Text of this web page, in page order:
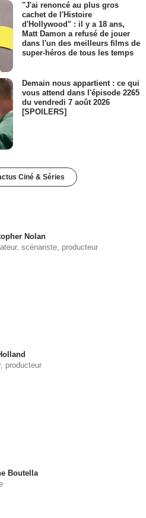
"J'ai renoncé au plus gros
cachet de l'Histoire
d'Hollywood" : il y a 18 ans,
Matt Damon a refusé de jouer
dans l'un des meilleurs films de
super-héros de tous les temps
Demain nous appartient : ce qui
vous attend dans l'épisode 2265
du vendredi 7 août 2026
[SPOILERS]
Ciné & Séries
Nolan
scénariste, producteur
producteur
Boutella